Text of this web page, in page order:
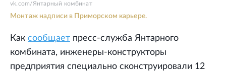
vk.com/Янтарный комбинат
Монтаж надписи в Приморском карьере.
Как сообщает пресс-служба Янтарного
комбината, инженеры-конструкторы
предприятия специально сконструировали 12